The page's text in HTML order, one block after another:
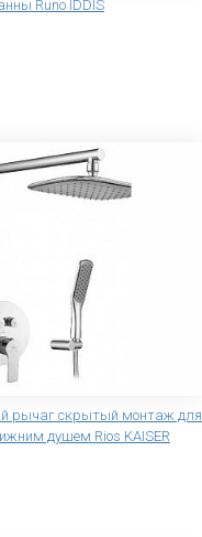
Runo IDDIS
рычаг скрытый монтаж для
душем Rios KAISER